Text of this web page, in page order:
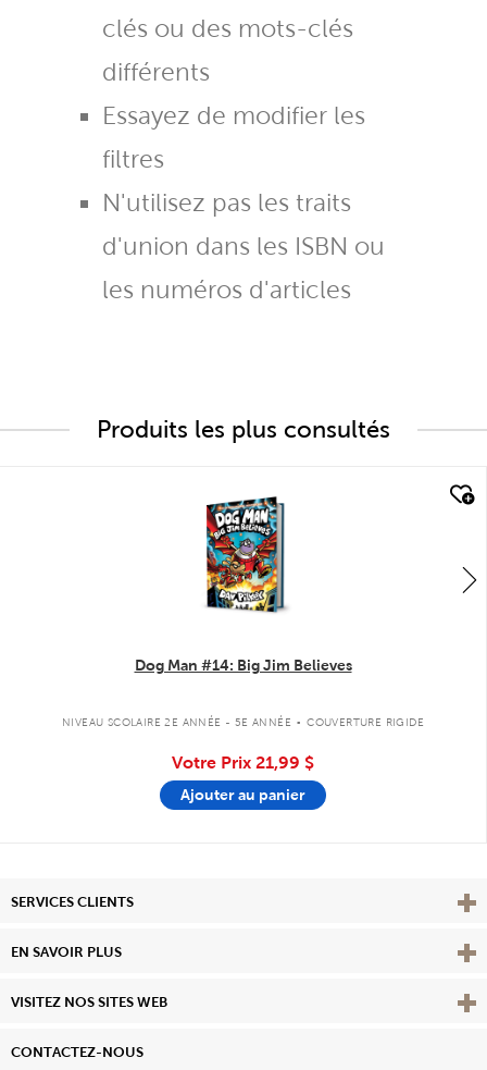
clés ou des mots-clés
différents
Essayez de modifier les
filtres
N'utilisez pas les traits
d'union dans les ISBN ou
les numéros d'articles
Produits les plus consultés
Dog Man #14: Big Jim Believes
NIVEAU SCOLAIRE 2E ANNÉE - 5E ANNÉE . COUVERTURE RIGIDE
Votre Prix 21,99 $
Ajouter au panier
SERVICES CLIENTS
EN SAVOIR PLUS View
VISITEZ NOS SITES WEB
CONTACTEZ-NOUS